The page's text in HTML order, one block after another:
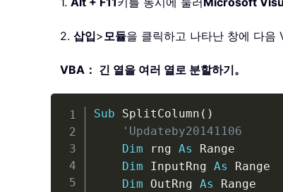
2. 삽입>모듈을 클릭하고 나타난 창에 다음
VBA： 긴 열을 여러 열로 분할하기。
Sub SplitColumn ( )
'Updateby20141106
Dim rng As Range
Dim InputRng As Range
Dim OutRng As Range